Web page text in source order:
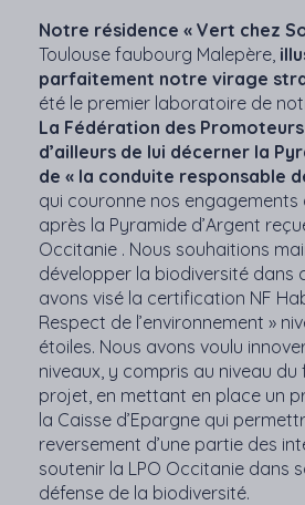
Notre résidence « Vert chez
Toulouse faubourg Malepère,
parfaitement notre virage
été le premier laboratoire de
La Fédération des
d’ailleurs de lui décerner la
de « la conduite responsable
qui couronne nos engagements
après la Pyramide d’Argent
Occitanie . Nous souhaitions
développer la biodiversité dans
avons visé la certification NF
Respect de l’environnement »
étoiles. Nous avons voulu
niveaux, y compris au niveau
projet, en mettant en place un
la Caisse d’Epargne qui
reversement d’une partie des
soutenir la LPO Occitanie dans
défense de la biodiversité.